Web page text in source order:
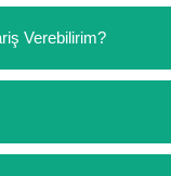
Verebilirim?
vereceğiniz